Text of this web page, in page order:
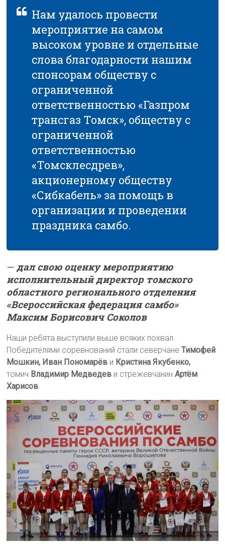
Нам удалось провести
мероприятие на самом
высоком уровне и отдельные
слова благодарности нашим
спонсорам обществу с
ограниченной
ответственностью «Газпром
трансгаз Томск», обществу с
ограниченной
ответственностью
«Томсклесдрев»,
акционерному обществу
«Сибкабель» за помощь в
организации и проведении
праздника самбо.
—дал свою оценку мероприятию
исполнительный директор томского
областного регионального отделения
«Всероссийская федерация самбо»
Максим Борисович Соколов
Наши ребята выступили выше всяких похвал.
Победителями соревнований стали северчанеТимофей
Мошкин, Иван Пономарёв и Кристина Якубенко,
томич Владимир Медведев и стрежевчанинАртём
Харисов.